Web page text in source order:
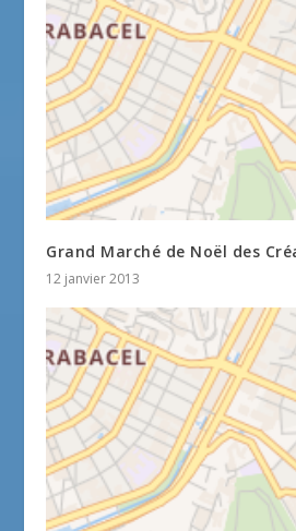
Grand Marché de Noël des
12 janvier 2013